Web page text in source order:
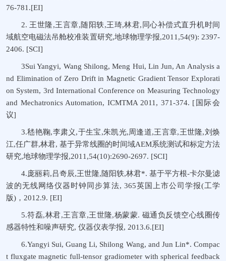
76-781.[EI]
2. 王世隆,王言章,随阳轶,王琦,林君,同心补偿式直升机时间
域航空电磁法吊舱校准装置研究,地球物理学报,2011,54(9): 2397-
2406. [SCI]
3Sui Yangyi, Wang Shilong, Meng Hui, Lin Jun, An Analysis a
nd Elimination of Zero Drift in Magnetic Gradient Tensor Explorati
on System, 3rd International Conference on Measuring Technology
and Mechatronics Automation, ICMTMA 2011, 371-374. [国际会
议]
3.嵇艳鞠,李肃义,于生宝,朱凯光,周逢道,王言章,王世隆,刘焕
江,任广群,林君, 基于异常线圈的时间域AEM系统测试和标定方法
研究,地球物理学报,2011,54(10):2690-2697. [SCI]
4.庞丽莉,吕奇辰,王世隆,随阳轶,林君*. 基于平方根-卡尔曼滤
波的无线网络仪器时钟同步算法, 365英国上市公司学报(工学
版)，2012.9. [EI]
5.符磊,林君,王言章,王世隆,杨蒙蒙. 磁通负反馈空心线圈传
感器特性和噪声研究, 仪器仪表学报, 2013.6.[EI]
6.Yangyi Sui, Guang Li, Shilong Wang, and Jun Lin*. Compac
t fluxgate magnetic full-tensor gradiometer with spherical feedback